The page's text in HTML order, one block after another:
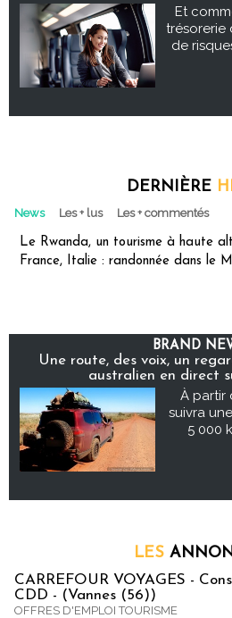
Et
trésorerie
de
DERNIÈRE
News Les + lus Les + commentés
Le Rwanda, un tourisme à haute
France, Italie : randonnée dans le
BRAND
Une route, des voix, un
australien en direct
À partir
suivra
5 000
LES
CARREFOUR VOYAGES -
CDD - (Vannes (56))
OFFRES D'EMPLOI TOURISME